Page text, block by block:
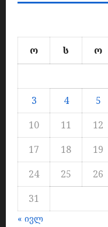
ო ს ო
3
4 5
10
11 12
17
18 19
24
25 26
31
« ივლ